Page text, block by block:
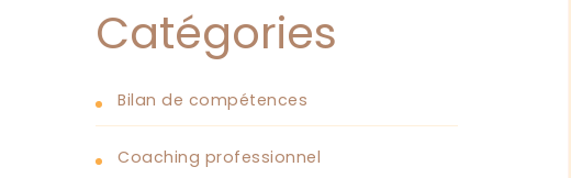
Catégories
Bilan de compétences
Coaching professionnel